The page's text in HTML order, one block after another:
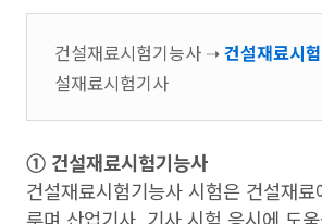
건설재료시험기능사 ➝건설재료시
설재료시험기사
➀ 건설재료시험기능사
건설재료시험기능사 시험은 건설재